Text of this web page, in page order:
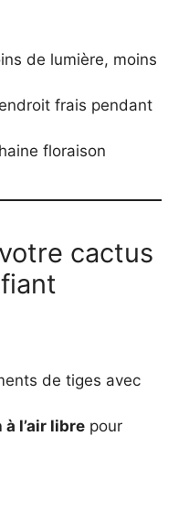
de lumière, moins
frais pendant
floraison
cactus
de tiges avec
à l’air libre pour